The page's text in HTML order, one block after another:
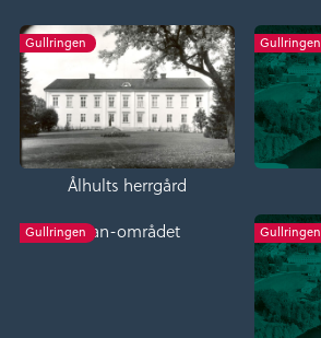
Gullringen
Ålhults herrgård
Gullringen
GullringenLyan-området Gullringen